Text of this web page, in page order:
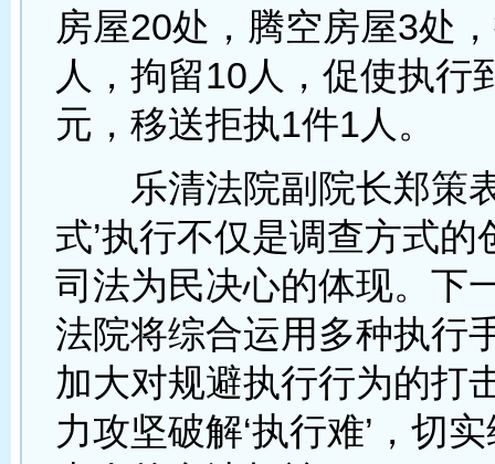
房屋20处，腾空房屋3处
人，拘留10人，促使执行
元，移送拒执1件1人。
乐清法院副院长郑策表
式’执行不仅是调查方式的
司法为民决心的体现。下
法院将综合运用多种执行
加大对规避执行行为的打
力攻坚破解‘执行难’，切